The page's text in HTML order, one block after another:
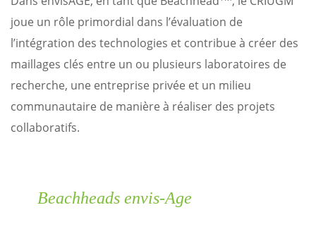
joue un rôle primordial dans l’évaluation de
l’intégration des technologies et contribue à créer des
maillages clés entre un ou plusieurs laboratoires de
recherche, une entreprise privée et un milieu
communautaire de manière à réaliser des projets
collaboratifs.
Beachheads envis-Age